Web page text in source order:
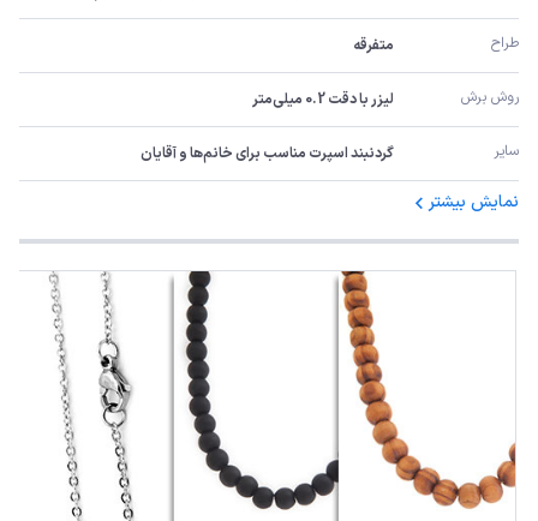
طراح متفرقه
روش برش لیزر با دقت 0.2 میلی‌متر
سایر گردنبند اسپرت مناسب برای خانم‌ها و آقایان
نمایش بیشتر